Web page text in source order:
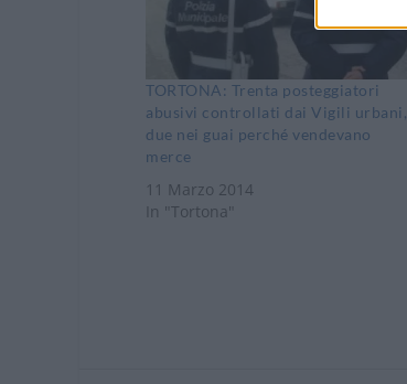
TORTONA: Trenta posteggiatori
abusivi controllati dai Vigili urbani,
due nei guai perché vendevano
merce
11 Marzo 2014
In "Tortona"